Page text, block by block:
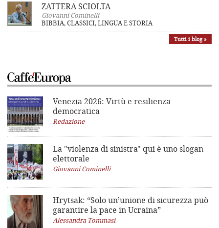
ZATTERA SCIOLTA
Giovanni Cominelli
BIBBIA, CLASSICI, LINGUA E STORIA
Tutti i blog »
Venezia 2026: Virtù e resilienza
democratica
Redazione
La "violenza di sinistra" qui è uno slogan
elettorale
Giovanni Cominelli
Hrytsak: “Solo un’unione di sicurezza può
garantire la pace in Ucraina”
Alessandra Tommasi